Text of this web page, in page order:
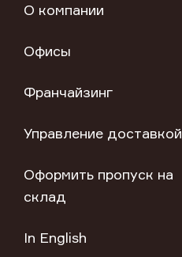
О компании
Офисы
Франчайзинг
Управление доставкой
Оформить пропуск на
склад
In English